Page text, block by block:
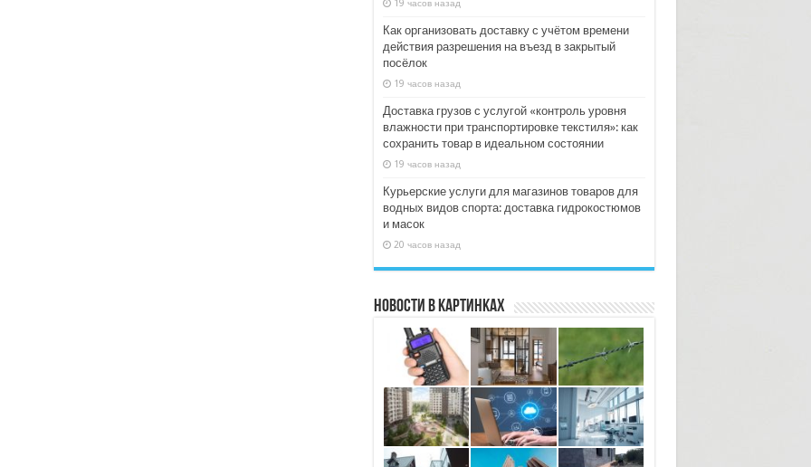
19 часов назад
Как организовать доставку с учётом времени
действия разрешения на въезд в закрытый
посёлок
19 часов назад
Доставка грузов с услугой «контроль уровня
влажности при транспортировке текстиля»: как
сохранить товар в идеальном состоянии
19 часов назад
Курьерские услуги для магазинов товаров для
водных видов спорта: доставка гидрокостюмов
и масок
20 часов назад
Новости в картинках